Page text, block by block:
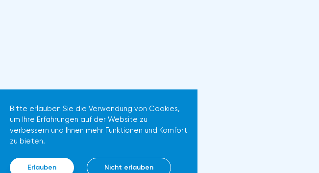
Bitte erlauben Sie die Verwendung von Cookies,
um Ihre Erfahrungen auf der Website zu
verbessern und Ihnen mehr Funktionen und Komfort
zu bieten.
Erlauben Nicht erlauben